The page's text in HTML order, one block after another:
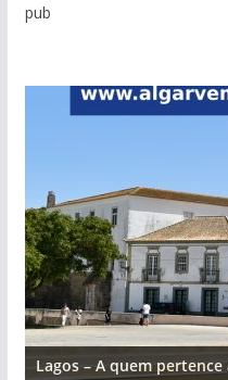
pub
Lagos – A quem